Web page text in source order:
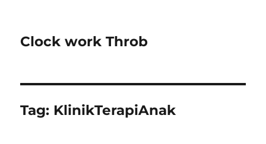
Clock work Throb
Tag: KlinikTerapiAnak